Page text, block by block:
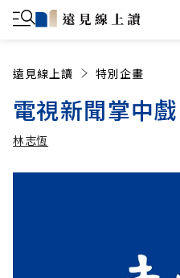
遠見線上讀 特別企畫
電視新聞掌中戲
林志恆